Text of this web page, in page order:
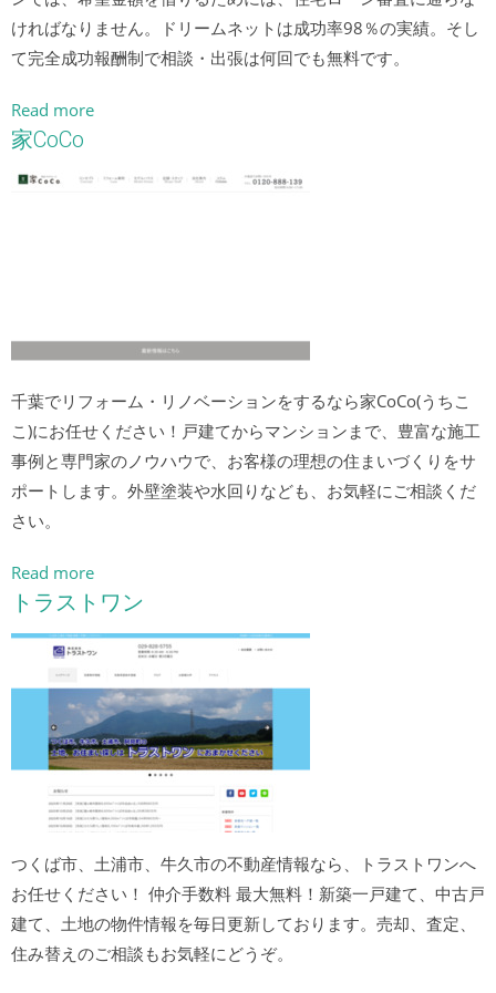
ければなりません。ドリームネットは成功率98％の実績。そし
て完全成功報酬制で相談・出張は何回でも無料です。
Read more
家CoCo
千葉でリフォーム・リノベーションをするなら家CoCo(うちこ
こ)にお任せください！戸建てからマンションまで、豊富な施工
事例と専門家のノウハウで、お客様の理想の住まいづくりをサ
ポートします。外壁塗装や水回りなども、お気軽にご相談くだ
さい。
Read more
トラストワン
つくば市、土浦市、牛久市の不動産情報なら、トラストワンへ
お任せください！ 仲介手数料 最大無料！新築一戸建て、中古戸
建て、土地の物件情報を毎日更新しております。売却、査定、
住み替えのご相談もお気軽にどうぞ。